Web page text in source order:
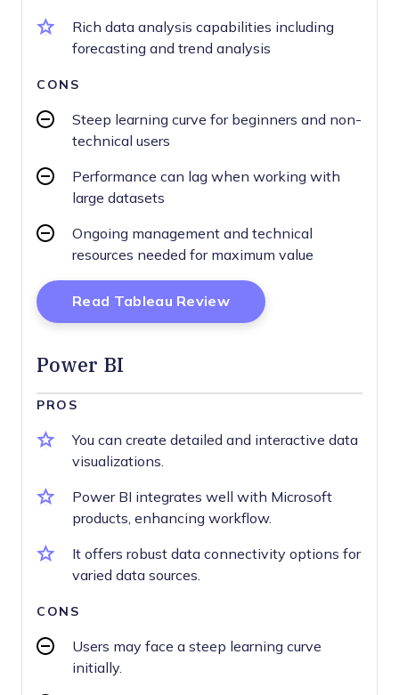
Rich data analysis capabilities including
forecasting and trend analysis
CONS
Steep learning curve for beginners and non-
technical users
Performance can lag when working with
large datasets
Ongoing management and technical
resources needed for maximum value
Read Tableau ReviewOpens New Window
Power BI
PROS
You can create detailed and interactive data
visualizations.
Power BI integrates well with Microsoft
products, enhancing workflow.
It offers robust data connectivity options for
varied data sources.
CONS
Users may face a steep learning curve
initially.